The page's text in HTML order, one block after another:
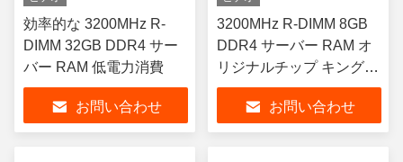
効率的な 3200MHz R-
DIMM 32GB DDR4 サー
バー RAM 低電力消費
お問い合わせ
3200MHz R-DIMM 8GB
DDR4 サーバー RAM オ
リジナルチップ キングタ
イガー 高安定性
お問い合わせ